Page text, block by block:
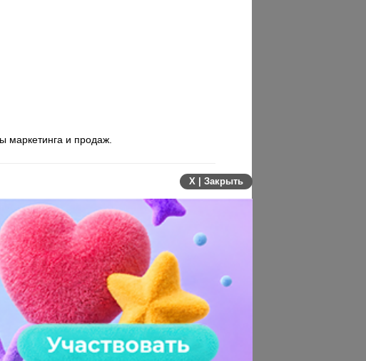
маркетинга и продаж.
X | Закрыть